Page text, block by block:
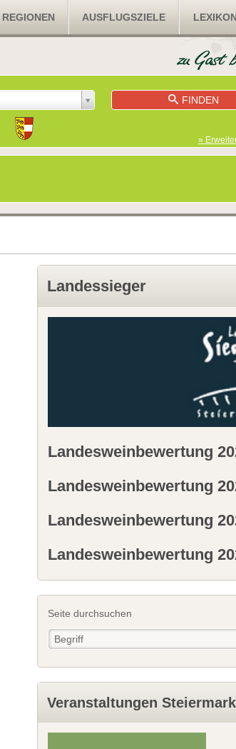
REGIONEN AUSFLUGSZIELE
FINDEN
»
Landessieger
Landesweinbewertung
Landesweinbewertung
Landesweinbewertung
Landesweinbewertung
Seite durchsuchen
Veranstaltungen Steiermark